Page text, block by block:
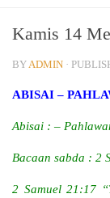
Kamis 14
BYADMIN ·
ABISAI –
Abisai : –
Bacaan sabda : 2
2 Samuel 21:17